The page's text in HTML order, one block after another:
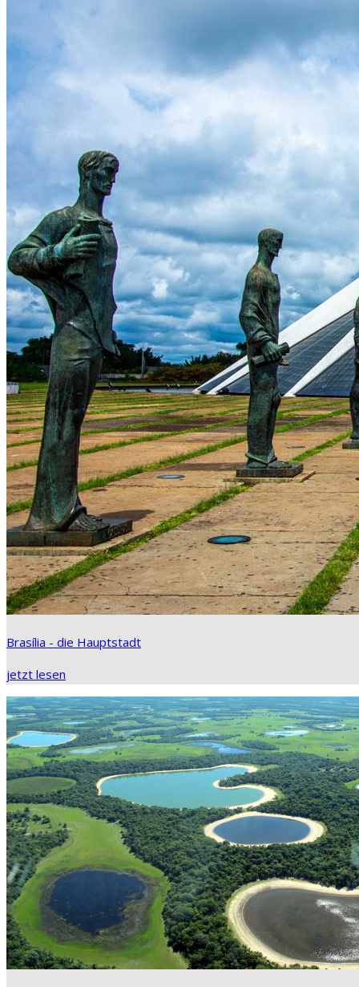
Brasília - die Hauptstadt
jetzt lesen